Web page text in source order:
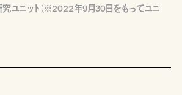
ユニット（※2022年9月30日をもってユニ